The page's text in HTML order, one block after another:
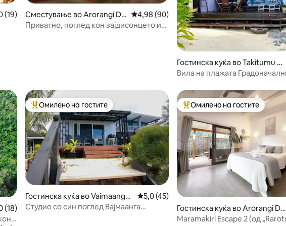
оцена: 5,0 од 5, 19 рецензии
(19)
Сместување во Arorangi Dis
trict
Просечна оцена: 4,98 од 5, 90 рецензии
4,98 (90)
Приватно, поглед кон зајдисонцето и
Гостинска куќа во Takitumu Di
strict
Вила на плажата
оцена: 5,0 од 5, 18 рецензии
(18)
Меѓу најуспешните „Омилени на гостите“
Омилено на гостите
Гостинска куќа во Vaimaanga
Tapere
Просечна оцена: 5,0 од 5, 45 рецензии
5,0 (45)
Студио со син поглед Вајмаанга
Меѓу најуспешните „Омилени
Омилено на гостите
Гостинска куќа во Arorangi Dis
trict
Maramakiri Escape 2 (од